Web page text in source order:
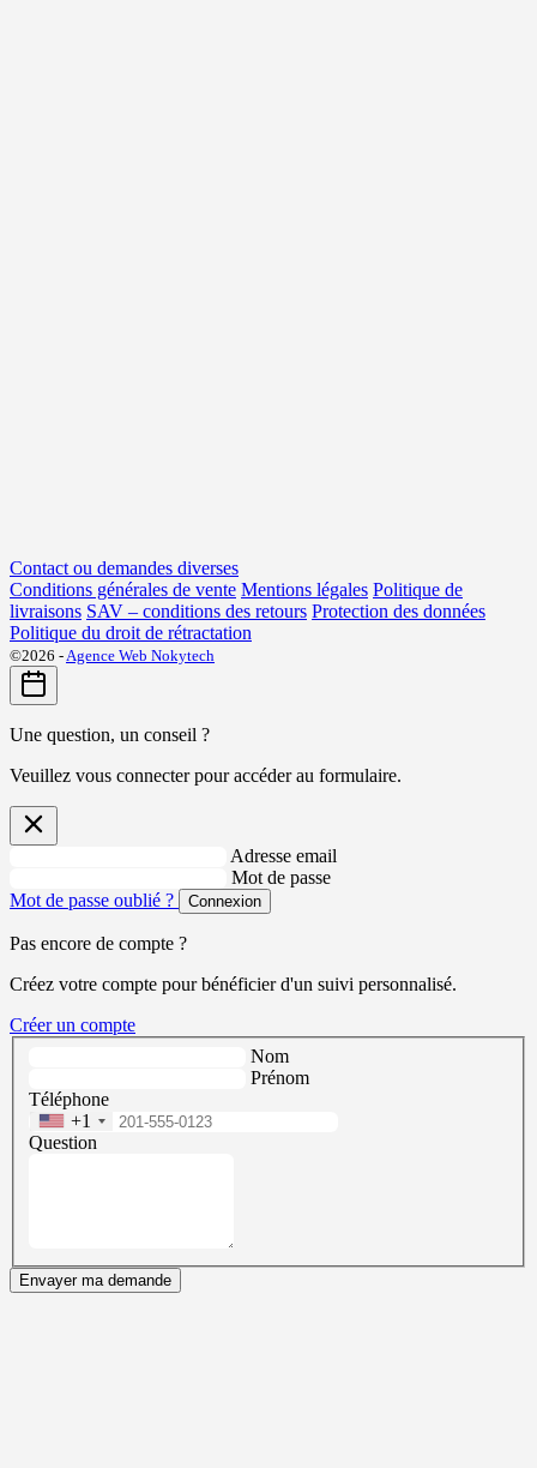
Contact ou demandes diverses
Conditions générales de vente Mentions légales Politique de
livraisons SAV – conditions des retours Protection des données
Politique du droit de rétractation
©2026 -Agence Web Nokytech
Une question, un conseil ?
Veuillez vous connecter pour accéder au formulaire.
Adresse email
Mot de passe
Mot de passe oublié ?
Connexion
Pas encore de compte ?
Créez votre compte pour bénéficier d'un suivi personnalisé.
Créer un compte
Nom
Prénom
Téléphone
+1
Question
Envayer ma demande